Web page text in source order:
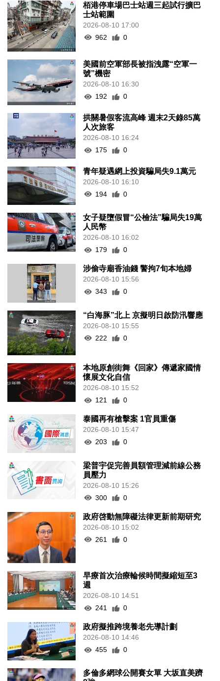
栢港停車場巴士站週三起試行擴巴
士站範圍
2026-08-10 17:00
962
0
美國前空軍部長被指洩露“空軍一
號”機密
2026-08-10 16:30
192
0
拱關暑假客流高峰 週末2天錄85萬
人次旅客
2026-08-10 16:24
175
0
青年疑遇網上投資騙局失9.1萬元
2026-08-10 16:10
194
0
女子疑墮假冒“公檢法”騙局失19萬
人民幣
2026-08-10 16:02
179
0
涉偷寺廟香油錢 警拘7旬本地婦
2026-08-10 15:56
343
0
“白海豚”北上 京擬明日啟防汛響應
2026-08-10 15:55
222
0
本地原創街舞《回家》傳遞家國情
懷展文化自信
2026-08-10 15:52
121
0
泰國再有槍擊案 1官員重傷
2026-08-10 15:47
203
0
梁普宇促完善員額管理減前線公務
員壓力
2026-08-10 15:26
300
0
政府啓動無障礙法律更新前期研究
2026-08-10 15:02
261
0
早療首次治療輪候時間擬縮短至3
週
2026-08-10 14:51
241
0
政府擬推跨境養老先導計劃
2026-08-10 14:46
455
0
多倫多網球公開賽女單 大坂直美躋